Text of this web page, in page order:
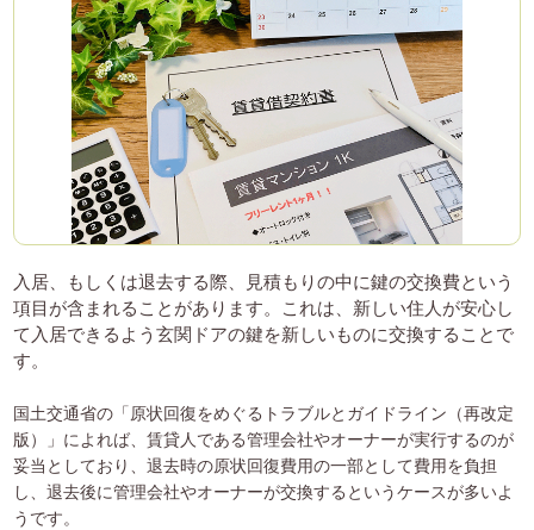
入居、もしくは退去する際、見積もりの中に鍵の交換費という
項目が含まれることがあります。これは、新しい住人が安心し
て入居できるよう玄関ドアの鍵を新しいものに交換することで
す。
国土交通省の「原状回復をめぐるトラブルとガイドライン（再改定
版）」によれば、賃貸人である管理会社やオーナーが実行するのが
妥当としており、退去時の原状回復費用の一部として費用を負担
し、退去後に管理会社やオーナーが交換するというケースが多いよ
うです。